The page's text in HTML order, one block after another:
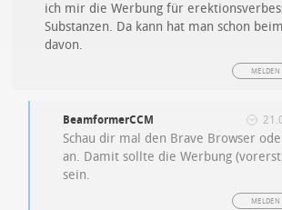
ich mir die Werbung für
Substanzen. Da kann hat man schon
davon.
MELDEN
BeamformerCCM
Schau dir mal den Brave Browser
an. Damit sollte die Werbung
sein.
MELDEN